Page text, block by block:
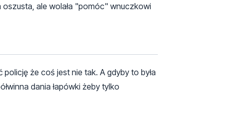
ale wolała "pomóc" wnuczkowi
że coś jest nie tak. A gdyby to była
dania łapówki żeby tylko